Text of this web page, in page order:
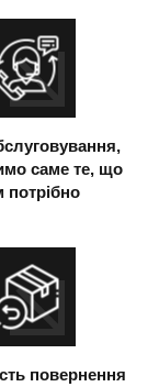
саме те, що
потрібно
повернення